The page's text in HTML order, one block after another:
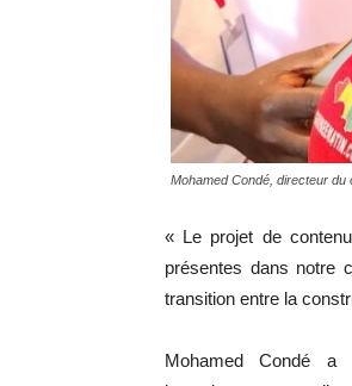
Mohamed Condé, directeur du
« Le projet de
présentes dans notre
transition entre la
Mohamed Condé a